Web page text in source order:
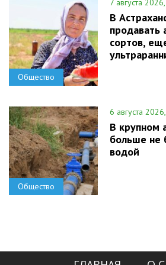
Общество
7 августа
В
продавать
сортов,
Общество
6 августа
В крупном
больше не
водой